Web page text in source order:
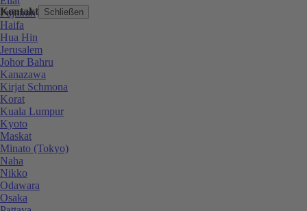
Kontakt Schließen
Fujairah
Haifa
Hua Hin
Jerusalem
Johor Bahru
Kanazawa
Kirjat Schmona
Korat
Kuala Lumpur
Kyoto
Maskat
Minato (Tokyo)
Naha
Nikko
Odawara
Osaka